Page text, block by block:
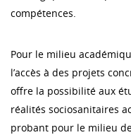
compétences.
Pour le milieu
l’accès à des projets
offre la possibilité aux
réalités sociosanitaires
probant pour le milieu